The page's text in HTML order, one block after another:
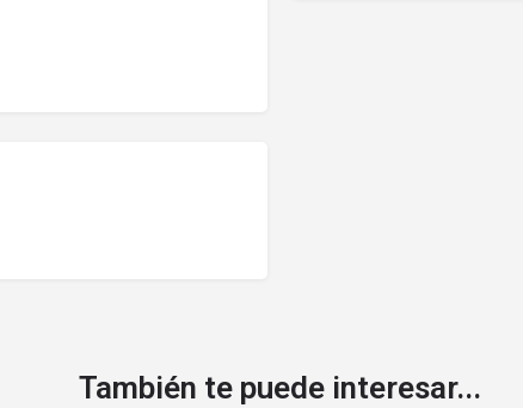
También te puede interesar...